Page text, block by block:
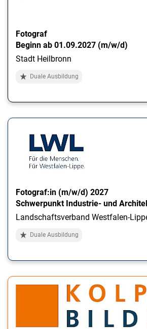
Fotograf
Beginn ab 01.09.2027 (m/w/d)
Stadt Heilbronn
Duale Ausbildung
Fotograf:in (m/w/d) 2027
Schwerpunkt Industrie- und
Landschaftsverband Westfalen-
Duale Ausbildung